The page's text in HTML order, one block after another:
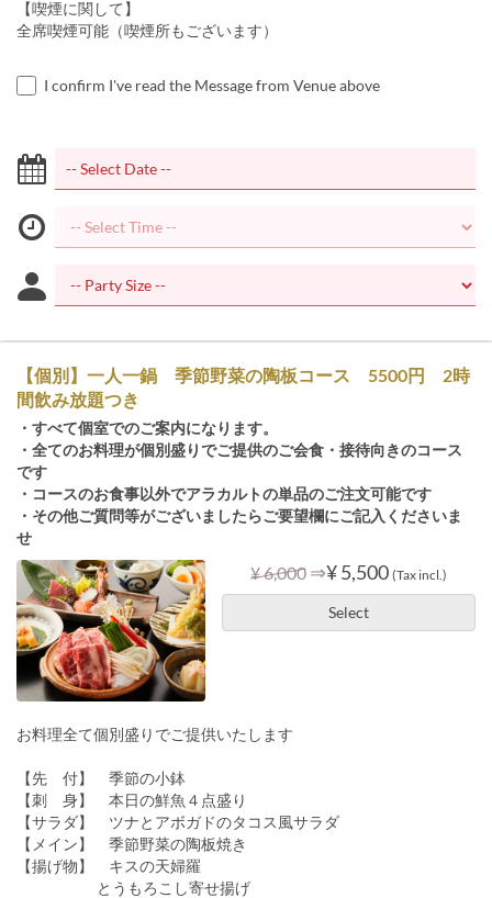
【喫煙に関して】
全席喫煙可能（喫煙所もございます）
I confirm I've read the Message from Venue above
【個別】一人一鍋 季節野菜の陶板コース 5500円 2時
間飲み放題つき
・すべて個室でのご案内になります。
・全てのお料理が個別盛りでご提供のご会食・接待向きのコース
です
・コースのお食事以外でアラカルトの単品のご注文可能です
・その他ご質問等がございましたらご要望欄にご記入くださいま
せ
¥ 6,000 ⇒¥ 5,500 (Tax incl.)
Select
お料理全て個別盛りでご提供いたします
【先 付】 季節の小鉢
【刺 身】 本日の鮮魚４点盛り
【サラダ】 ツナとアボガドのタコス風サラダ
【メイン】 季節野菜の陶板焼き
【揚げ物】 キスの天婦羅
とうもろこし寄せ揚げ